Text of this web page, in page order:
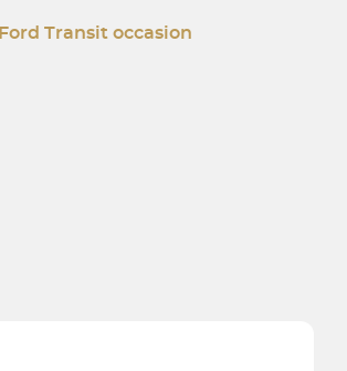
Ford Transit occasion